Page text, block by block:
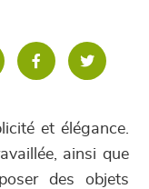
et élégance.
ainsi que
des objets